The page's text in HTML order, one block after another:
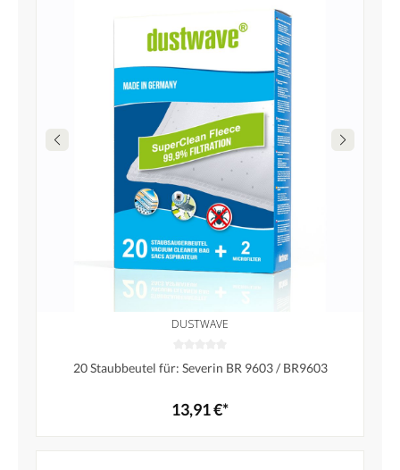
DUSTWAVE
20 Staubbeutel für: Severin BR 9603 / BR9603
13,91 €*